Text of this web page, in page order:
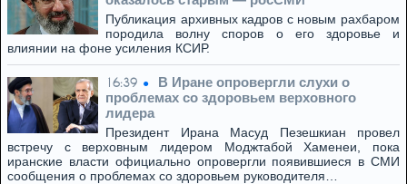
Публикация архивных кадров с новым рахбаром
породила волну споров о его здоровье и
влиянии на фоне усиления КСИР.
16:39
В Иране опровергли слухи о
проблемах со здоровьем верховного
лидера
Президент Ирана Масуд Пезешкиан провел
встречу с верховным лидером Моджтабой Хаменеи, пока
иранские власти официально опровергли появившиеся в СМИ
сообщения о проблемах со здоровьем руководителя…